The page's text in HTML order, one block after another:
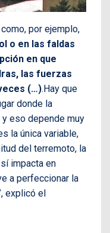
por ejemplo,
o en las faldas
en que
las fuerzas
(…).Hay que
donde la
eso depende muy
la única variable,
del terremoto, la
impacta en
a perfeccionar la
explicó el